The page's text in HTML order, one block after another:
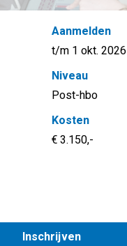
Aanmelden
t/m 1 okt. 2026
Niveau
Post-hbo
Kosten
€ 3.150,-
Inschrijven